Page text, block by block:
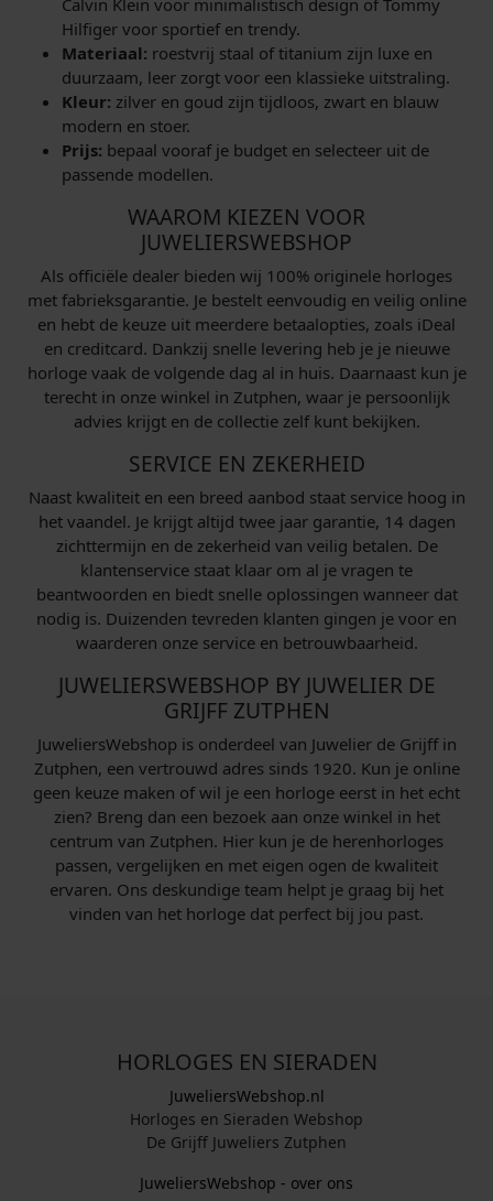
Hilfiger voor sportief en trendy.
Materiaal: roestvrij staal of titanium zijn luxe en
duurzaam, leer zorgt voor een klassieke uitstraling.
Kleur: zilver en goud zijn tijdloos, zwart en blauw
modern en stoer.
Prijs: bepaal vooraf je budget en selecteer uit de
passende modellen.
WAAROM KIEZEN VOOR
JUWELIERSWEBSHOP
Als officiële dealer bieden wij 100% originele horloges
met fabrieksgarantie. Je bestelt eenvoudig en veilig online
en hebt de keuze uit meerdere betaalopties, zoals iDeal
en creditcard. Dankzij snelle levering heb je je nieuwe
horloge vaak de volgende dag al in huis. Daarnaast kun je
terecht in onze winkel in Zutphen, waar je persoonlijk
advies krijgt en de collectie zelf kunt bekijken.
SERVICE EN ZEKERHEID
Naast kwaliteit en een breed aanbod staat service hoog in
het vaandel. Je krijgt altijd twee jaar garantie, 14 dagen
zichttermijn en de zekerheid van veilig betalen. De
klantenservice staat klaar om al je vragen te
beantwoorden en biedt snelle oplossingen wanneer dat
nodig is. Duizenden tevreden klanten gingen je voor en
waarderen onze service en betrouwbaarheid.
JUWELIERSWEBSHOP BY JUWELIER DE
GRIJFF ZUTPHEN
JuweliersWebshop is onderdeel van Juwelier de Grijff in
Zutphen, een vertrouwd adres sinds 1920. Kun je online
geen keuze maken of wil je een horloge eerst in het echt
zien? Breng dan een bezoek aan onze winkel in het
centrum van Zutphen. Hier kun je de herenhorloges
passen, vergelijken en met eigen ogen de kwaliteit
ervaren. Ons deskundige team helpt je graag bij het
vinden van het horloge dat perfect bij jou past.
HORLOGES EN SIERADEN
JuweliersWebshop.nl
Horloges en Sieraden Webshop
De Grijff Juweliers Zutphen
JuweliersWebshop - over ons